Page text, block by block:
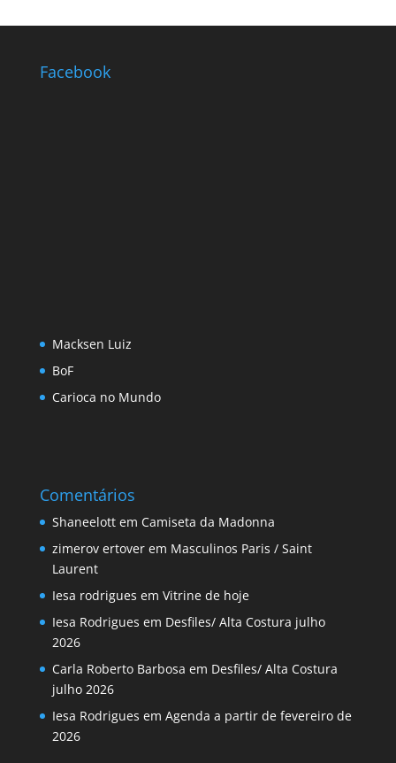
Facebook
Macksen Luiz
BoF
Carioca no Mundo
Comentários
Shaneelottem Camiseta da Madonna
zimerov ertoverem Masculinos Paris / Saint
Laurent
Iesa rodrigues em Vitrine de hoje
Iesa Rodrigues em Desfiles/ Alta Costura julho
2026
Carla Roberto Barbosa em Desfiles/ Alta Costura
julho 2026
Iesa Rodrigues em Agenda a partir de fevereiro de
2026